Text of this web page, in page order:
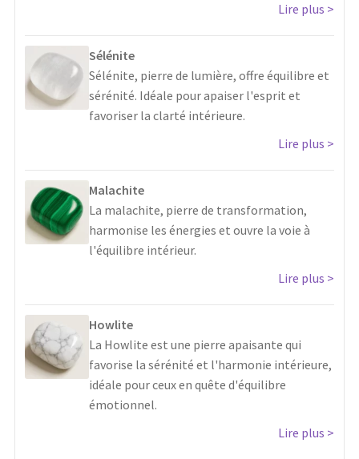
Lire plus
Sélénite
Sélénite, pierre de lumière, offre équilibre et
sérénité. Idéale pour apaiser l'esprit et
favoriser la clarté intérieure.
Lire plus
Malachite
La malachite, pierre de transformation,
harmonise les énergies et ouvre la voie à
l'équilibre intérieur.
Lire plus
Howlite
La Howlite est une pierre apaisante qui
favorise la sérénité et l'harmonie intérieure,
idéale pour ceux en quête d'équilibre
émotionnel.
Lire plus